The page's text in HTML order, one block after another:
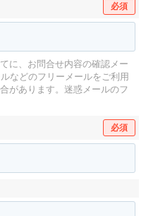
必須
に、お問合せ内容の確認メー
などのフリーメールをご利用
があります。 迷惑メールのフ
必須